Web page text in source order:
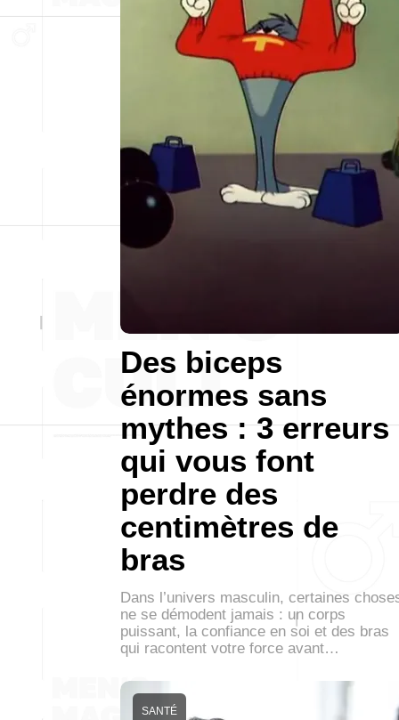
Des biceps
énormes sans
mythes : 3 erreurs
qui vous font
perdre des
centimètres de
bras
Dans l’univers masculin, certaines
ne se démodent jamais : un corps
puissant, la confiance en soi et des bras
qui racontent votre force avant…
SANTÉ